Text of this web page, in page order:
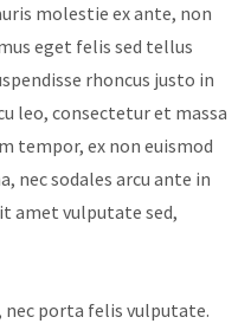
molestie ex ante, non
eget felis sed tellus
rhoncus justo in
leo, consectetur et massa
tempor, ex non euismod
nec sodales arcu ante in
amet vulputate sed,
nec porta felis vulputate.